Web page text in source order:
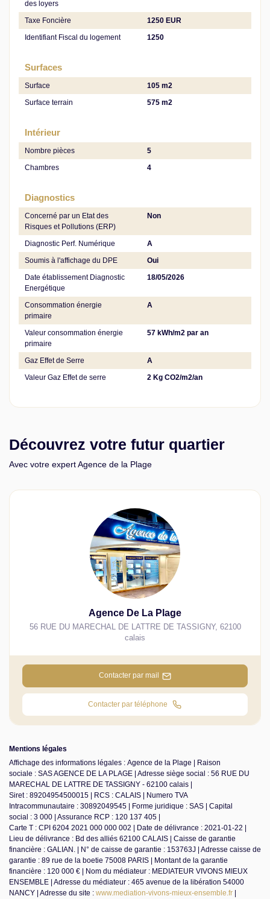
des loyers
Taxe Foncière
1250 EUR
Identifiant Fiscal du logement
1250
Surfaces
Surface
105 m2
Surface terrain
575 m2
Intérieur
Nombre pièces
5
Chambres
4
Diagnostics
Concerné par un Etat des
Risques et Pollutions (ERP)
Non
Diagnostic Perf. Numérique
A
Soumis à l'affichage du DPE
Oui
Date établissement Diagnostic
Energétique
18/05/2026
Consommation énergie
primaire
A
Valeur consommation énergie
primaire
57 kWh/m2 par an
Gaz Effet de Serre
A
Valeur Gaz Effet de serre
2 Kg CO2/m2/an
Découvrez votre futur quartier
Avec votre expert Agence de la Plage
Agence De La Plage
56 RUE DU MARECHAL DE LATTRE DE TASSIGNY, 62100
calais
Contacter par mail
Contacter par téléphone
Mentions légales
Affichage des informations légales : Agence de la Plage | Raison
sociale : SAS AGENCE DE LA PLAGE | Adresse siège social : 56 RUE DU
MARECHAL DE LATTRE DE TASSIGNY - 62100 calais |
Siret : 89204954500015 | RCS : CALAIS | Numero TVA
Intracommunautaire : 30892049545 | Forme juridique : SAS | Capital
social : 3 000 | Assurance RCP : 120 137 405 |
Carte T : CPI 6204 2021 000 000 002 | Date de délivrance : 2021-01-22 |
Lieu de délivrance : Bd des alliés 62100 CALAIS | Caisse de garantie
financière : GALIAN. | N° de caisse de garantie : 153763J | Adresse caisse de
garantie : 89 rue de la boetie 75008 PARIS | Montant de la garantie
financière : 120 000 € | Nom du médiateur : MEDIATEUR VIVONS MIEUX
ENSEMBLE | Adresse du médiateur : 465 avenue de la libération 54000
NANCY | Adresse du site : www.mediation-vivons-mieux-ensemble.fr